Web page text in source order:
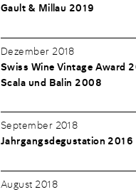
Gault & Millau 2019
Dezember 2018
Swiss Wine Vintage Award
Scala und Balin 2008
September 2018
Jahrgangsdegustation 2016
August 2018